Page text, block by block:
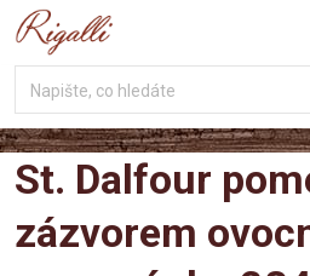
Přejít
na
St. Dalfour
zázvorem